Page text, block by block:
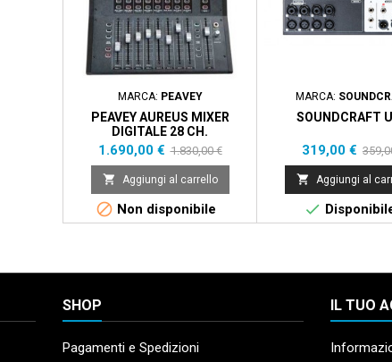
MARCA: PEAVEY
PEAVEY AUREUS MIXER
DIGITALE 28 CH.
Prezzo
1.690,00 € Prezzo
base
1.830,00 €
 Aggiungi al carrello
 Non disponibile
MARCA:
SOUNDCRAFT
Prezzo
319,00 €
base
 Aggiungi al

SHOP
Pagamenti e Spedizioni
IL TUO